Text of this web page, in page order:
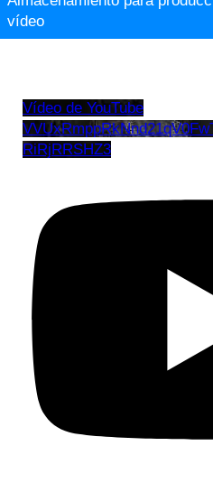
vídeo
Vídeo de YouTube
RiRjRRSHZ3